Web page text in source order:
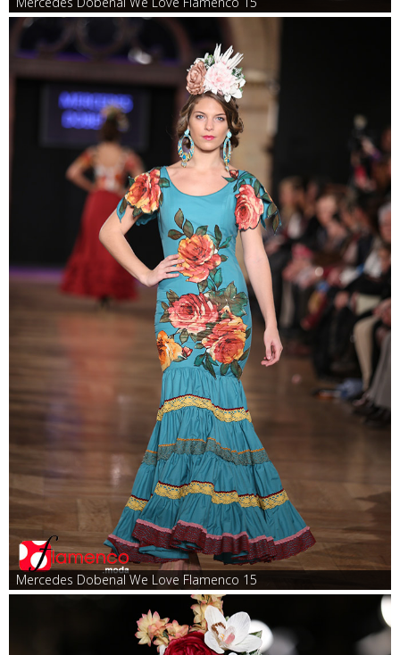
Mercedes Dobenal We Love Flamenco 15